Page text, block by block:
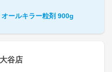
ールキラー粒剤 900g
谷店